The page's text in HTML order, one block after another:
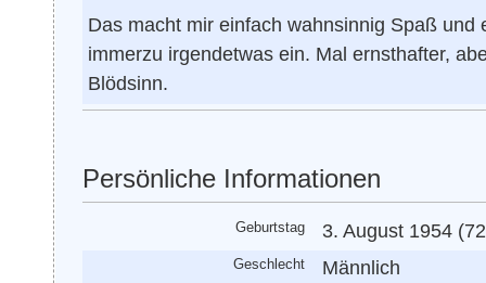
Das macht mir einfach wahnsinnig Spaß und
immerzu irgendetwas ein. Mal ernsthafter,
Blödsinn.
Persönliche Informationen
Geburtstag 3. August 1954
Geschlecht Männlich